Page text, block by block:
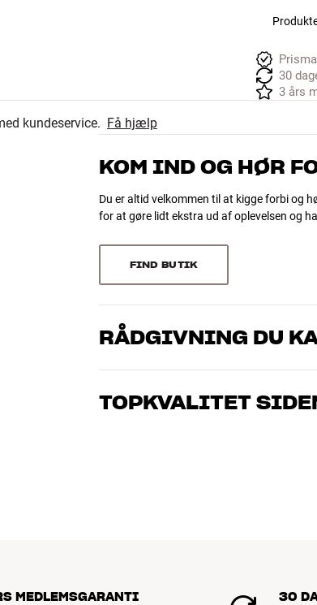
30
3 års
kundeservice. Få hjælp
KOM IND OG HØR
Du er altid velkommen til at kigge forbi og
for at gøre lidt ekstra ud af oplevelsen og
FIND BUTIK
RÅDGIVNING DU
Vores medarbejdere er ægte entusiaster,
dig og dit budget
TOPKVALITET
MEDLEMSGARANTI 30